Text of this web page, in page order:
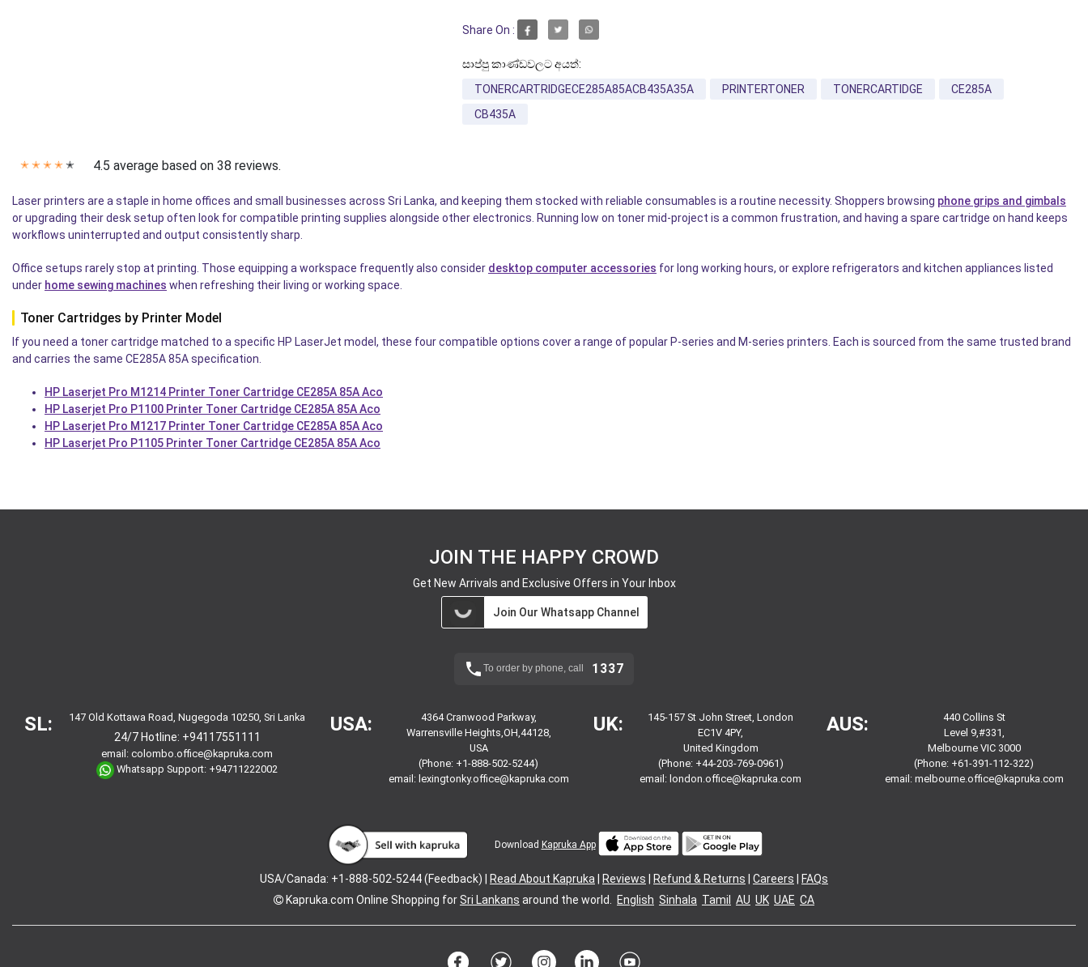
Share On :
සාප්පු කාණ්ඩවලට අයත්:
TONERCARTRIDGECE285A85ACB435A35A
PRINTERTONER TONERCARTIDGE
CE285A
CB435A
✭ ✭ ✭ ✭ ✭ 4.5 average based on 38 reviews.
Laser printers are a staple in home offices and small businesses across Sri Lanka, and keeping them stocked with reliable consumables is a routine necessity. Shoppers browsing phone grips and gimbals
or upgrading their desk setup often look for compatible printing supplies alongside other electronics. Running low on toner mid-project is a common frustration, and having a spare cartridge on hand keeps
workflows uninterrupted and output consistently sharp.
Office setups rarely stop at printing. Those equipping a workspace frequently also consider desktop computer accessories for long working hours, or explore refrigerators and kitchen appliances listed
under home sewing machines when refreshing their living or working space.
Toner Cartridges by Printer Model
If you need a toner cartridge matched to a specific HP LaserJet model, these four compatible options cover a range of popular P-series and M-series printers. Each is sourced from the same trusted brand
and carries the same CE285A 85A specification.
HP Laserjet Pro M1214 Printer Toner Cartridge CE285A 85A Aco
HP Laserjet Pro P1100 Printer Toner Cartridge CE285A 85A Aco
HP Laserjet Pro M1217 Printer Toner Cartridge CE285A 85A Aco
HP Laserjet Pro P1105 Printer Toner Cartridge CE285A 85A Aco
JOIN THE HAPPY CROWD
Get New Arrivals and Exclusive Offers in Your Inbox
Join Our Whatsapp Channel
To order by phone, call 1337
SL: 147 Old Kottawa Road, Nugegoda 10250, Sri Lanka
24/7 Hotline: +94117551111
email:colombo.office@kapruka.com
Whatsapp Support: +94711222002
USA:
4364 Cranwood Parkway,
Warrensville Heights,OH,44128,
USA
(Phone: +1-888-502-5244)
email: lexingtonky.office@kapruka.com
UK:
145-157 St John Street, London
EC1V 4PY,
United Kingdom
(Phone: +44-203-769-0961)
email: london.office@kapruka.com
AUS:
440 Collins St
Level 9,#331,
Melbourne VIC 3000
(Phone: +61-391-112-322)
email: melbourne.office@kapruka.com
Download Kapruka App
USA/Canada: +1-888-502-5244 (Feedback) | Read About Kapruka Reviews Refund & Returns Careers
FAQs
Kapruka.com Online Shopping forSri Lankans around the world. English Sinhala Tamil AU UK UAE CA